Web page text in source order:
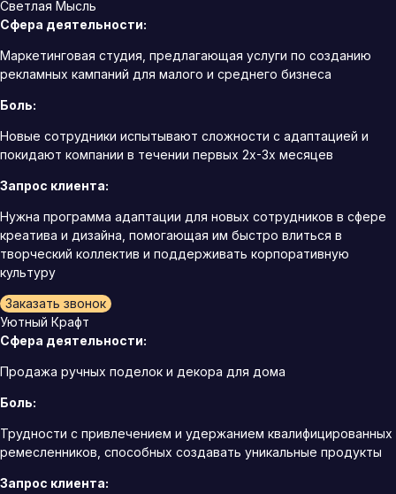
Светлая Мысль
Сфера деятельности:
Маркетинговая студия, предлагающая услуги по созданию
рекламных кампаний для малого и среднего бизнеса
Боль:
Новые сотрудники испытывают сложности с адаптацией и
покидают компании в течении первых 2х-3х месяцев
Запрос клиента:
Нужна программа адаптации для новых сотрудников в сфере
креатива и дизайна, помогающая им быстро влиться в
творческий коллектив и поддерживать корпоративную
культуру
Заказать звонок
Уютный Крафт
Сфера деятельности:
Продажа ручных поделок и декора для дома
Боль:
Трудности с привлечением и удержанием квалифицированных
ремесленников, способных создавать уникальные продукты
Запрос клиента: